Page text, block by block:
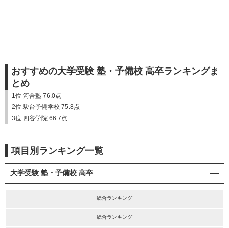
おすすめの大学受験 塾・予備校 高卒ランキングま
とめ
1位 河合塾 76.0点
2位 駿台予備学校 75.8点
3位 四谷学院 66.7点
項目別ランキング一覧
大学受験 塾・予備校 高卒
総合ランキング
総合ランキング